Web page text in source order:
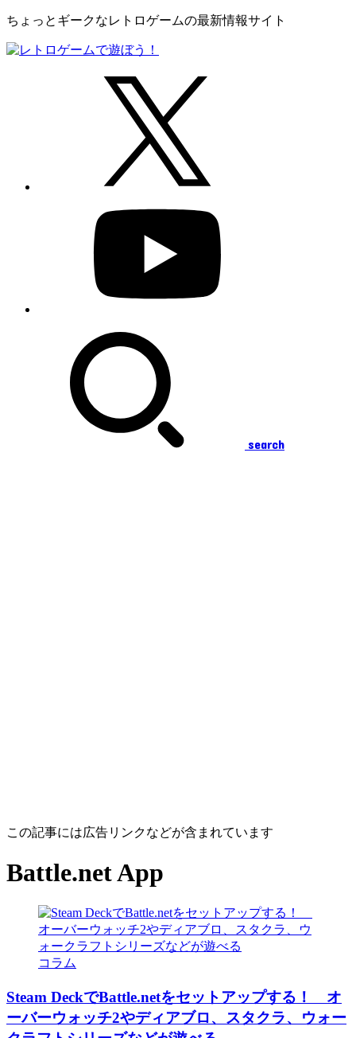
ちょっとギークなレトロゲームの最新情報サイト
search
この記事には広告リンクなどが含まれています
Battle.net App
コラム
Steam DeckでBattle.netをセットアップする！ オ
ーバーウォッチ2やディアブロ、スタクラ、ウォー